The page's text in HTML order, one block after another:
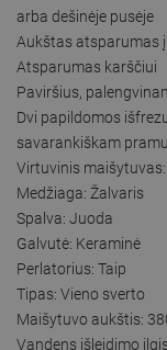
arba dešinėje pusėje
Aukštas atsparumas
Atsparumas karščiui
Paviršius,
Dvi papildomos
savarankiškam
Virtuvinis maišytuvas:
Medžiaga: Žalvaris
Spalva: Juoda
Galvutė: Keraminė
Perlatorius: Taip
Tipas: Vieno sverto
Maišytuvo aukštis:
Vandens išleidimo